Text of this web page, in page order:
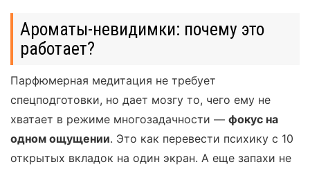
Ароматы-невидимки: почему это
работает?
Парфюмерная медитация не требует
спецподготовки, но дает мозгу то, чего ему не
хватает в режиме многозадачности — фокус на
одном ощущении. Это как перевести психику с 10
открытых вкладок на один экран. А еще запахи не